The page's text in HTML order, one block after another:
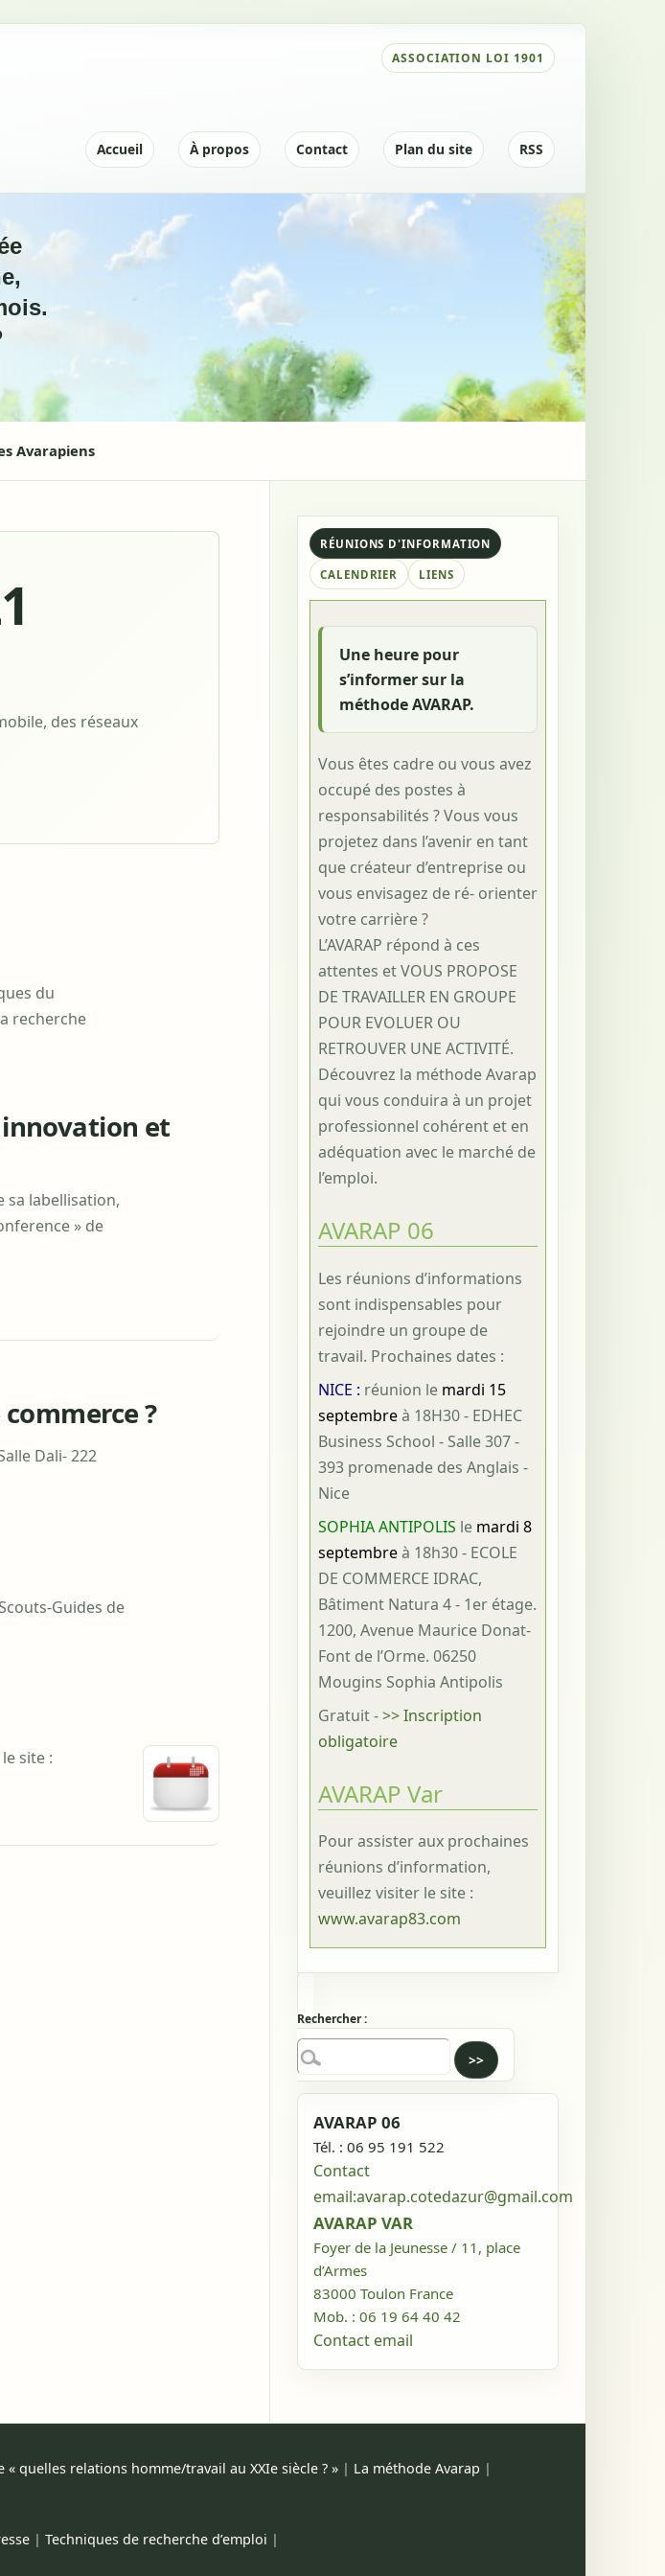
Accueil À propos Contact Plan du site RSS
Avarapiens
des réseaux
du
recherche
innovation et
sa labellisation,
» de
?
Dali- 222
Guides de
site :
RÉUNIONS D'INFORMATION
CALENDRIER LIENS
Une heure pour
s’informer sur la
méthode AVARAP.
Vous êtes cadre ou vous avez
occupé des postes à
responsabilités ? Vous vous
projetez dans l’avenir en tant
que créateur d’entreprise ou
vous envisagez de ré- orienter
votre carrière ?
L’AVARAP répond à ces
attentes et VOUS PROPOSE
DE TRAVAILLER EN GROUPE
POUR EVOLUER OU
RETROUVER UNE ACTIVITÉ.
Découvrez la méthode Avarap
qui vous conduira à un projet
professionnel cohérent et en
adéquation avec le marché de
l’emploi.
AVARAP 06
Les réunions d’informations
sont indispensables pour
rejoindre un groupe de
travail. Prochaines dates :
NICE : réunion le mardi 15
septembreà 18H30 - EDHEC
Business School - Salle 307 -
393 promenade des Anglais -
Nice
SOPHIA ANTIPOLIS le mardi 8
septembreà 18h30 - ECOLE
DE COMMERCE IDRAC,
Bâtiment Natura 4 - 1er étage.
1200, Avenue Maurice Donat-
Font de l’Orme. 06250
Mougins Sophia Antipolis
Gratuit->> Inscription
obligatoire
AVARAP Var
Pour assister aux prochaines
réunions d’information,
veuillez visiter le site :
www.avarap83.com
Rechercher :
AVARAP 06
Tél. : 06 95 191 522
Contact
email:avarap.cotedazur@gmail.com
AVARAP VAR
Foyer de la Jeunesse / 11, place
d’Armes
83000 Toulon France
Mob. : 06 19 64 40 42
Contact email
quelles relations homme/travail au XXIe siècle ? » | La méthode Avarap |
| Techniques de recherche d’emploi |